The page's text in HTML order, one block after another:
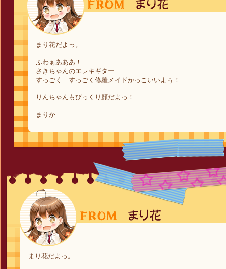
まり花だよっ。
ふわぁあああ！
さきちゃんのエレキギター
すっごく…すっごく修羅メイドかっこいいよぅ！
りんちゃんもびっくり顔だよっ！
まりか
まり花だよっ。